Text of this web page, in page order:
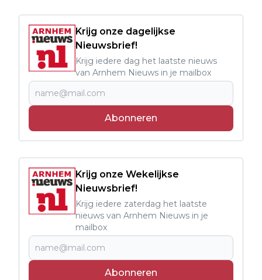
Krijg onze dagelijkse
Nieuwsbrief!
Krijg iedere dag het laatste nieuws
van Arnhem Nieuws in je mailbox
Abonneren
Krijg onze Wekelijkse
Nieuwsbrief!
Krijg iedere zaterdag het laatste
nieuws van Arnhem Nieuws in je
mailbox
Abonneren